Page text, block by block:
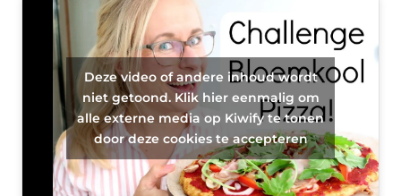
Deze video of andere inhoud wordt
niet getoond. Klik hier eenmalig om
alle externe media op Kiwify te tonen
door deze cookies te accepteren